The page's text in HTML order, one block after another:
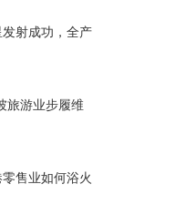
射成功，全产
旅游业步履维
售业如何浴火